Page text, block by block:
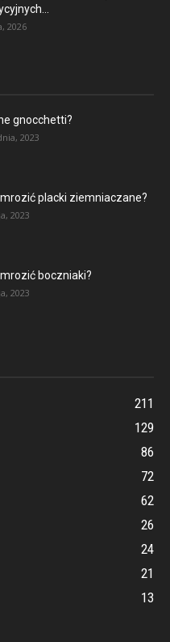
2026
gnocchetti?
2023
placki ziemniaczane?
2023
boczniaki?
2023
211
129
86
72
62
26
24
21
13